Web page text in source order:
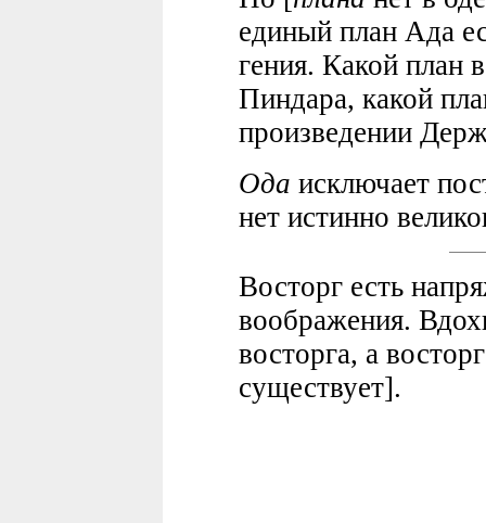
единый план Ада
гения. Какой план
Пиндара, какой
произведении
Ода исключает
нет истинно
Восторг есть
воображения.
восторга, а
существует].